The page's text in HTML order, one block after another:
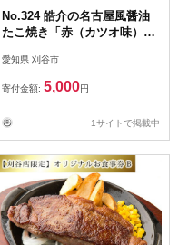
No.324 皓介の名古屋風醤油
たこ焼き「赤（カツオ味）」
タコヤキ オリジナル 2人前
愛知県
愛知県 刈谷市
寄付金額: 5,000円
1サイトで掲載中